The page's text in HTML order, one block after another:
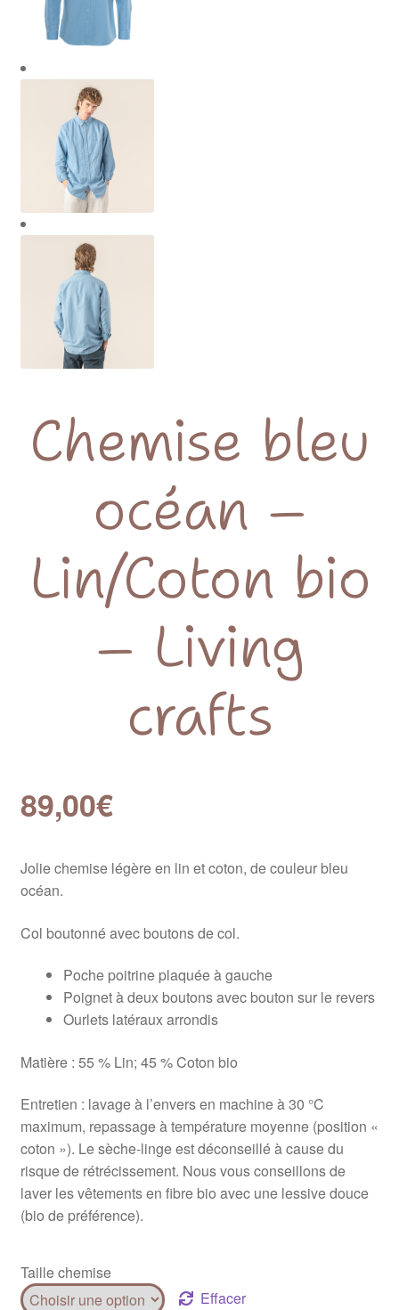
Chemise bleu
océan –
Lin/Coton bio
– Living
crafts
89,00€
Jolie chemise légère en lin et coton, de couleur bleu
océan.
Col boutonné avec boutons de col.
Poche poitrine plaquée à gauche
Poignet à deux boutons avec bouton sur le revers
Ourlets latéraux arrondis
Matière : 55 % Lin; 45 % Coton bio
Entretien : lavage à l’envers en machine à 30 °C
maximum, repassage à température moyenne (position «
coton »). Le sèche-linge est déconseillé à cause du
risque de rétrécissement. Nous vous conseillons de
laver les vêtements en fibre bio avec une lessive douce
(bio de préférence).
Taille chemise
Effacer